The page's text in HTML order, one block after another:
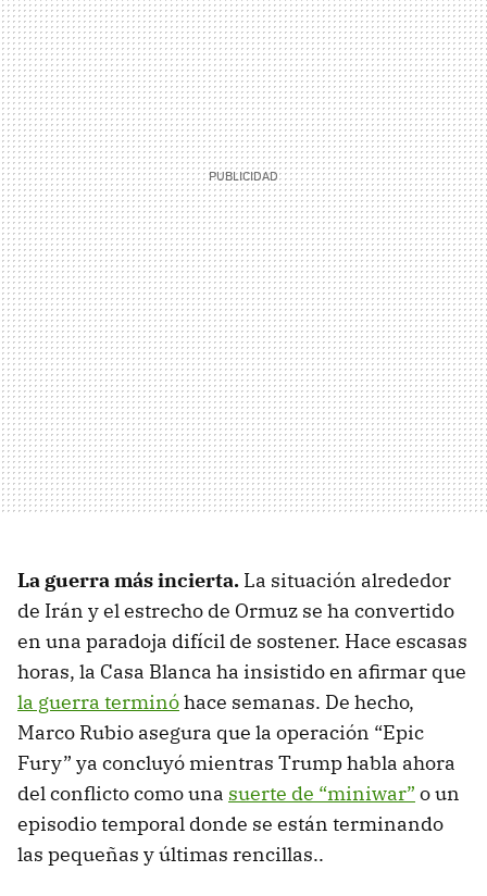
La guerra más incierta. La situación alrededor
de Irán y el estrecho de Ormuz se ha convertido
en una paradoja difícil de sostener. Hace escasas
horas, la Casa Blanca ha insistido en afirmar que
la guerra terminóhace semanas. De hecho,
Marco Rubio asegura que la operación “Epic
Fury” ya concluyó mientras Trump habla ahora
del conflicto como una suerte de “miniwar” o un
episodio temporal donde se están terminando
las pequeñas y últimas rencillas..